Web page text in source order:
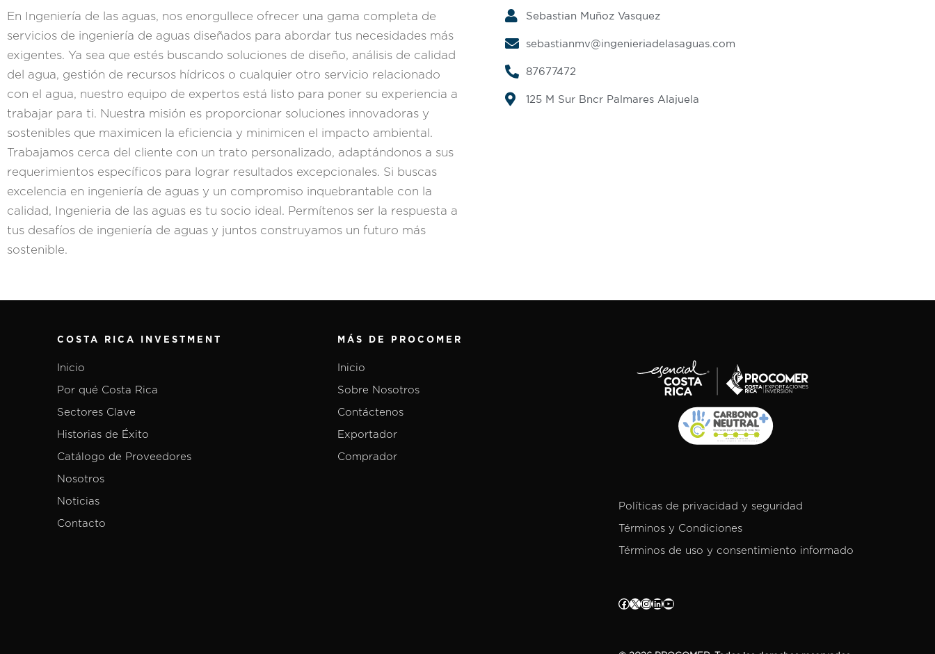
En Ingeniería de las aguas, nos enorgullece ofrecer una gama completa de
servicios de ingeniería de aguas diseñados para abordar tus necesidades más
exigentes. Ya sea que estés buscando soluciones de diseño, análisis de calidad
del agua, gestión de recursos hídricos o cualquier otro servicio relacionado
con el agua, nuestro equipo de expertos está listo para poner su experiencia a
trabajar para ti. Nuestra misión es proporcionar soluciones innovadoras y
sostenibles que maximicen la eficiencia y minimicen el impacto ambiental.
Trabajamos cerca del cliente con un trato personalizado, adaptándonos a sus
requerimientos específicos para lograr resultados excepcionales. Si buscas
excelencia en ingeniería de aguas y un compromiso inquebrantable con la
calidad, Ingenieria de las aguas es tu socio ideal. Permítenos ser la respuesta a
tus desafíos de ingeniería de aguas y juntos construyamos un futuro más
sostenible.
Sebastian Muñoz Vasquez
sebastianmv@ingenieriadelasaguas.com
87677472
125 M Sur Bncr Palmares Alajuela
COSTA RICA INVESTMENT
Inicio
Por qué Costa Rica
Sectores Clave
Historias de Éxito
Catálogo de Proveedores
Nosotros
Noticias
Contacto
MÁS DE PROCOMER
Inicio
Sobre Nosotros
Contáctenos
Exportador
Comprador
Políticas de privacidad y seguridad
Términos y Condiciones
Términos de uso y consentimiento informado